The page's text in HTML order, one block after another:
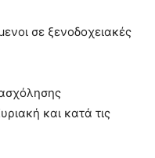
σε ξενοδοχειακές
και κατά τις